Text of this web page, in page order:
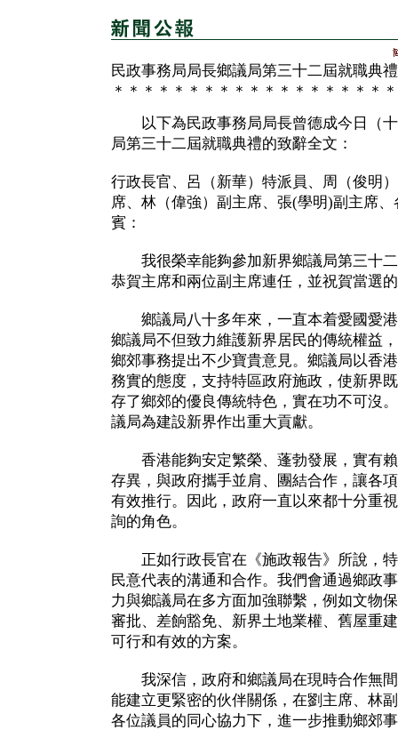
民政事務局局長鄉議局第三十二屆就職典
＊＊＊＊＊＊＊＊＊＊＊＊＊＊＊＊＊＊
以下為民政事務局局長曾德成今日（十
局第三十二屆就職典禮的致辭全文：
行政長官、呂（新華）特派員、周（俊明
席、林（偉強）副主席、張(學明)副主席
賓：
我很榮幸能夠參加新界鄉議局第三十二
恭賀主席和兩位副主席連任，並祝賀當選
鄉議局八十多年來，一直本着愛國愛港
鄉議局不但致力維護新界居民的傳統權益
鄉郊事務提出不少寶貴意見。鄉議局以香
務實的態度，支持特區政府施政，使新界
存了鄉郊的優良傳統特色，實在功不可沒
議局為建設新界作出重大貢獻。
香港能夠安定繁榮、蓬勃發展，實有賴
存異，與政府攜手並肩、團結合作，讓各
有效推行。因此，政府一直以來都十分重
詢的角色。
正如行政長官在《施政報告》所說，特
民意代表的溝通和合作。我們會通過鄉政
力與鄉議局在多方面加強聯繫，例如文物
審批、差餉豁免、新界土地業權、舊屋重
可行和有效的方案。
我深信，政府和鄉議局在現時合作無間
能建立更緊密的伙伴關係，在劉主席、林
各位議員的同心協力下，進一步推動鄉郊